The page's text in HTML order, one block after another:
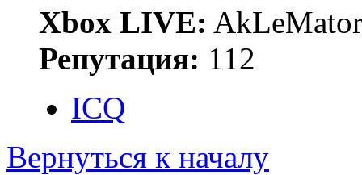
Xbox LIVE:
Репутация: 112
ICQ
Вернуться к началу